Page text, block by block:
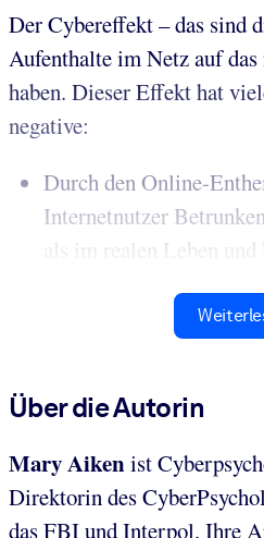
Der Cybereffekt – das sind
Aufenthalte im Netz auf
haben. Dieser Effekt hat
negative:
Durch den Online-
Internetnutzer
als im realen Leben und
Über die Autorin
Mary Aikenist
Direktorin des
das FBI und Interpol. Ihre